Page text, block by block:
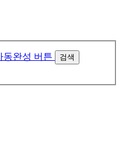
검색